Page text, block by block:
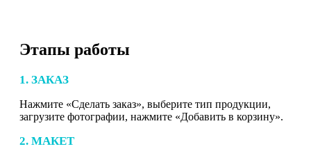
Этапы работы
1. ЗАКАЗ
Нажмите «Сделать заказ», выберите тип продукции,
загрузите фотографии, нажмите «Добавить в корзину».
2. МАКЕТ